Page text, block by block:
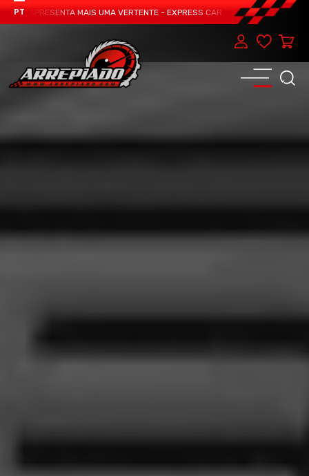
PT
APRESENTA MAIS UMA VERTENTE - EXPRESS CAR SERVICE, MANUTENÇÃO